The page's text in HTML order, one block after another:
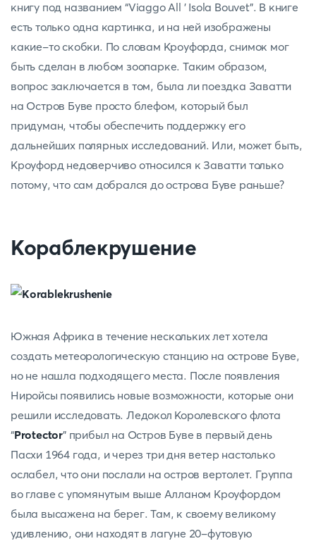
книгу под названием “Viaggo All ' Isola Bouvet”. В книге
есть только одна картинка, и на ней изображены
какие-то скобки. По словам Кроуфорда, снимок мог
быть сделан в любом зоопарке. Таким образом,
вопрос заключается в том, была ли поездка Заватти
на Остров Буве просто блефом, который был
придуман, чтобы обеспечить поддержку его
дальнейших полярных исследований. Или, может быть,
Кроуфорд недоверчиво относился к Заватти только
потому, что сам добрался до острова Буве раньше?
Кораблекрушение
Южная Африка в течение нескольких лет хотела
создать метеорологическую станцию на острове Буве,
но не нашла подходящего места. После появления
Ниройсы появились новые возможности, которые они
решили исследовать. Ледокол Королевского флота
“Protector” прибыл на Остров Буве в первый день
Пасхи 1964 года, и через три дня ветер настолько
ослабел, что они послали на остров вертолет. Группа
во главе с упомянутым выше Алланом Кроуфордом
была высажена на берег. Там, к своему великому
удивлению, они находят в лагуне 20-футовую